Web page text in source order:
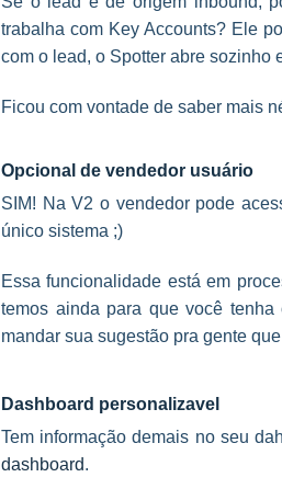
trabalha com Key Accounts? Ele
com o lead, o Spotter abre sozinho
Ficou com vontade de saber mais
Opcional de vendedor usuário
SIM! Na V2 o vendedor pode
único sistema ;)
Essa funcionalidade está em
temos ainda para que você
mandar sua sugestão pra gente
Dashboard personalizavel
Tem informação demais no seu
dashboard.